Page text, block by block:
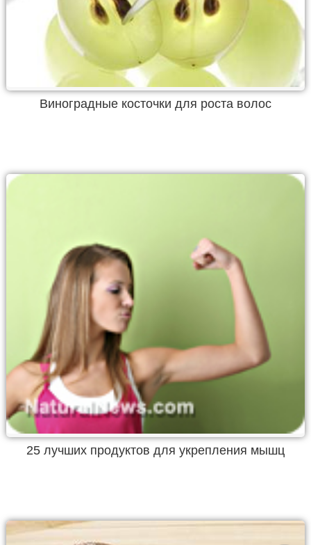
Виноградные косточки для роста волос
25 лучших продуктов для укрепления мышц